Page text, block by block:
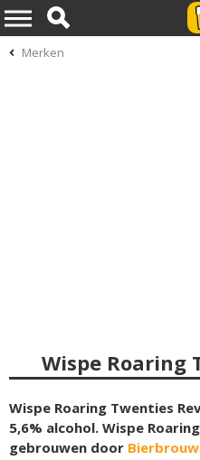
Merken
Wispe Roaring
Wispe Roaring Twenties
5,6% alcohol. Wispe
gebrouwen door